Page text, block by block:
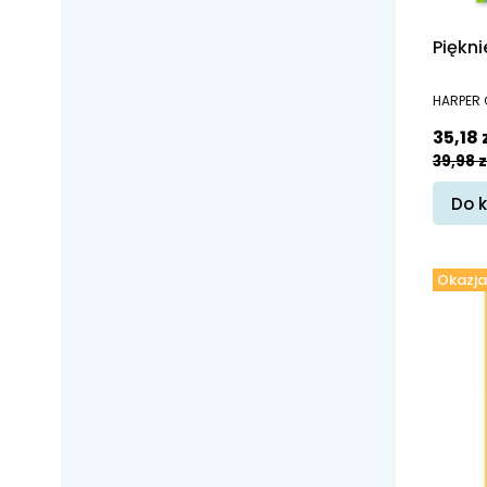
HARPER
Cena
35,18
39,98
Do
Okazja